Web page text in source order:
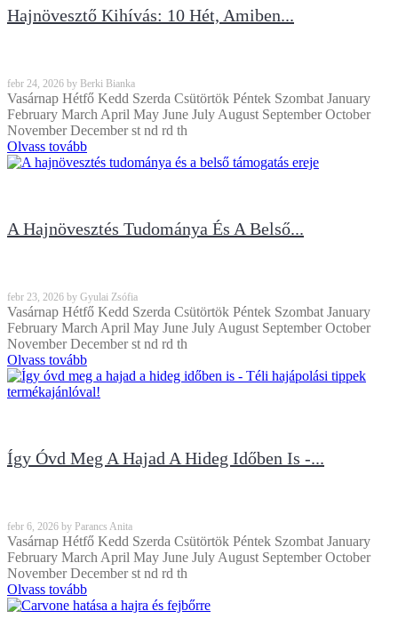
Hajnövesztő Kihívás: 10 Hét, Amiben...
febr 24, 2026 by Berki Bianka
Vasárnap Hétfő Kedd Szerda Csütörtök Péntek Szombat January
February March April May June July August September October
November December st nd rd th
Olvass tovább
A Hajnövesztés Tudománya És A Belső...
febr 23, 2026 by Gyulai Zsófia
Vasárnap Hétfő Kedd Szerda Csütörtök Péntek Szombat January
February March April May June July August September October
November December st nd rd th
Olvass tovább
Így Óvd Meg A Hajad A Hideg Időben Is -...
febr 6, 2026 by Parancs Anita
Vasárnap Hétfő Kedd Szerda Csütörtök Péntek Szombat January
February March April May June July August September October
November December st nd rd th
Olvass tovább